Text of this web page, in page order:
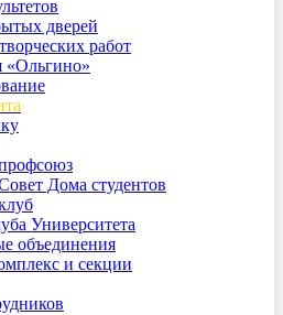
дверей
работ
«Ольгино»
Дома студентов
Университета
объединения
и секции